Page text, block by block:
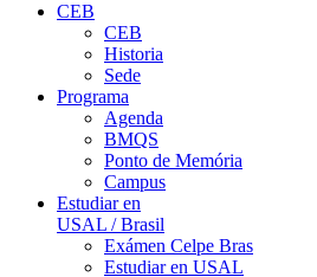
CEB
CEB
Historia
Sede
Programa
Agenda
BMQS
Ponto de Memória
Campus
Estudiar en
USAL / Brasil
Exámen Celpe Bras
Estudiar en USAL